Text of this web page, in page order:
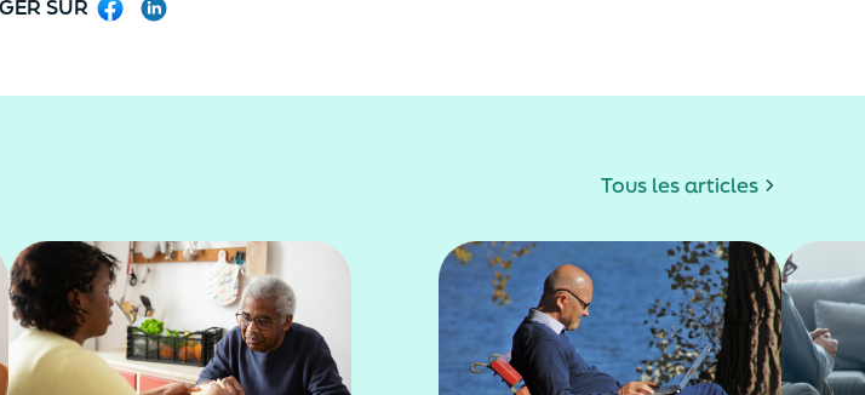
SUR Facebook
Tous les articles